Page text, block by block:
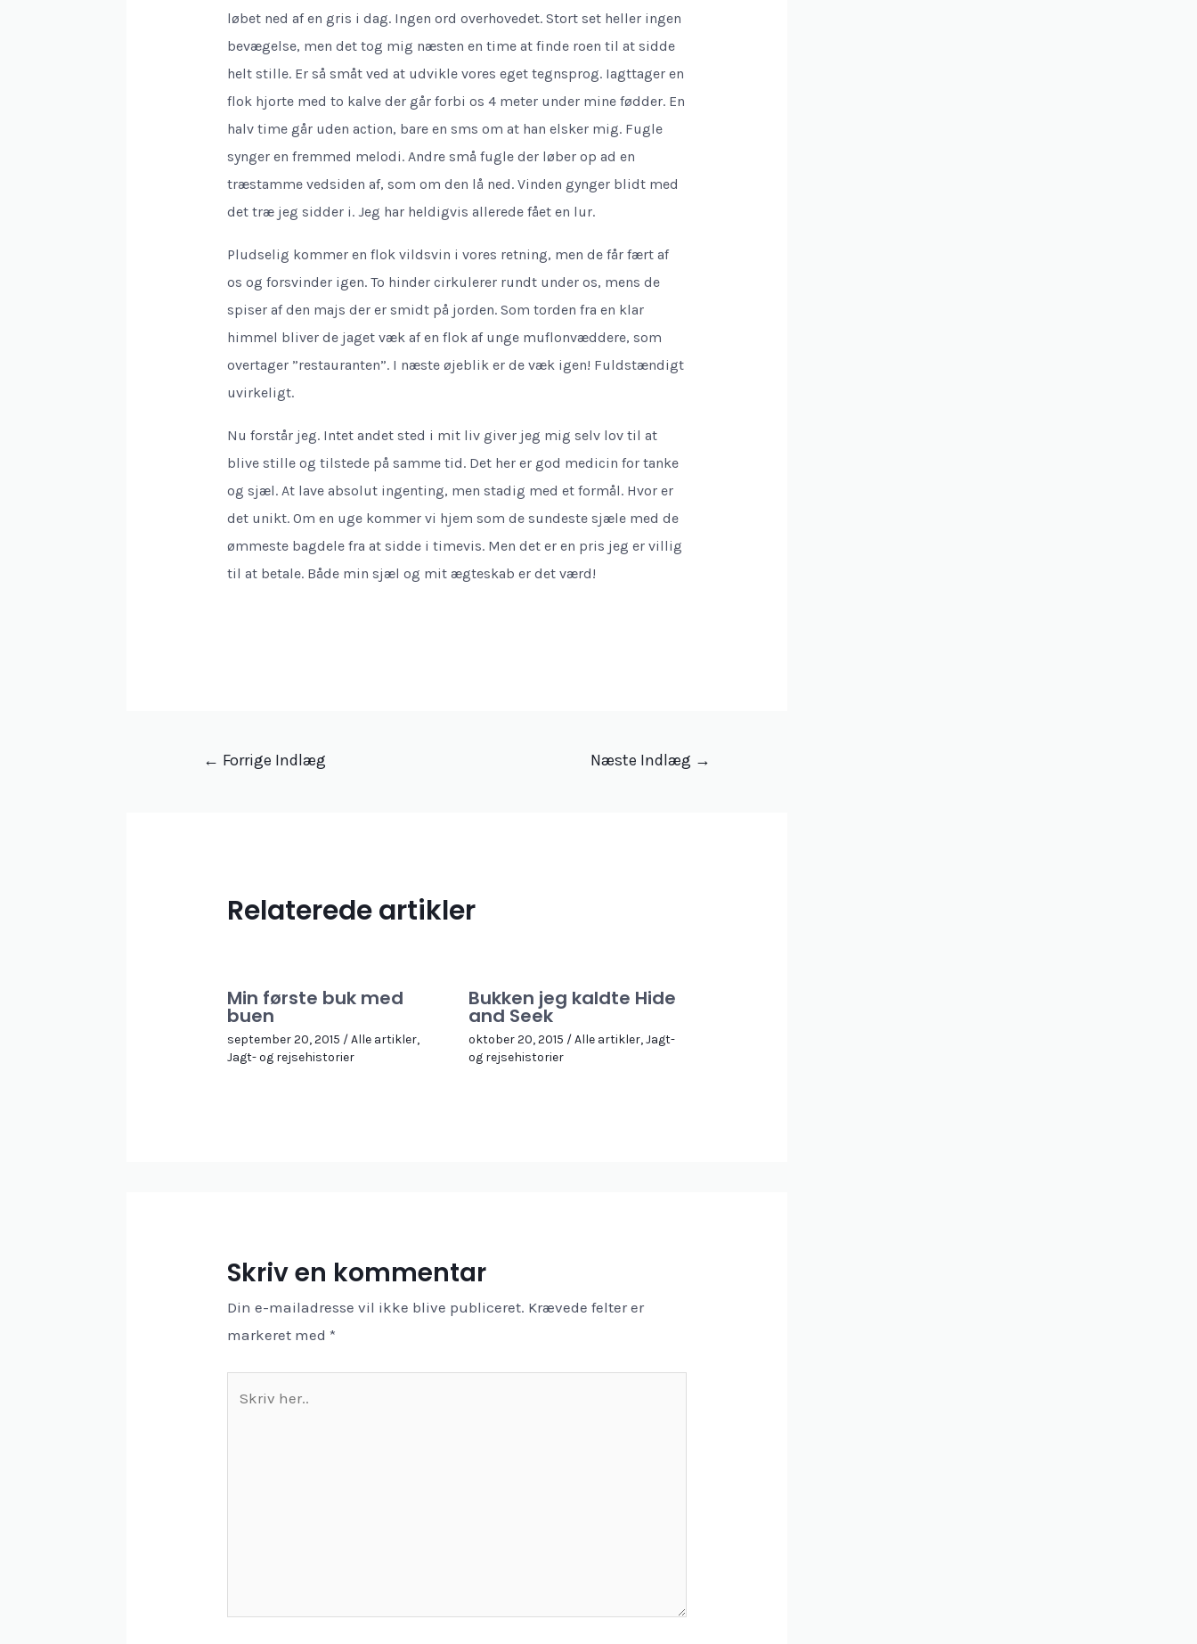
løbet ned af en gris i dag. Ingen ord overhovedet. Stort set heller ingen
bevægelse, men det tog mig næsten en time at finde roen til at sidde
helt stille. Er så småt ved at udvikle vores eget tegnsprog. Iagttager en
flok hjorte med to kalve der går forbi os 4 meter under mine fødder. En
halv time går uden action, bare en sms om at han elsker mig. Fugle
synger en fremmed melodi. Andre små fugle der løber op ad en
træstamme vedsiden af, som om den lå ned. Vinden gynger blidt med
det træ jeg sidder i. Jeg har heldigvis allerede fået en lur.
Pludselig kommer en flok vildsvin i vores retning, men de får fært af
os og forsvinder igen. To hinder cirkulerer rundt under os, mens de
spiser af den majs der er smidt på jorden. Som torden fra en klar
himmel bliver de jaget væk af en flok af unge muflonvæddere, som
overtager ”restauranten”. I næste øjeblik er de væk igen! Fuldstændigt
uvirkeligt.
Nu forstår jeg. Intet andet sted i mit liv giver jeg mig selv lov til at
blive stille og tilstede på samme tid. Det her er god medicin for tanke
og sjæl. At lave absolut ingenting, men stadig med et formål. Hvor er
det unikt. Om en uge kommer vi hjem som de sundeste sjæle med de
ømmeste bagdele fra at sidde i timevis. Men det er en pris jeg er villig
til at betale. Både min sjæl og mit ægteskab er det værd!
Indlægsnavigation
← Forrige Indlæg Næste Indlæg →
Relaterede artikler
Min første buk med
buen
september 20, 2015 /Alle artikler,
Jagt- og rejsehistorier
Bukken jeg kaldte Hide
and Seek
oktober 20, 2015 /Alle artikler,Jagt-
og rejsehistorier
Skriv en kommentar
Din e-mailadresse vil ikke blive publiceret. Krævede felter er
markeret med *